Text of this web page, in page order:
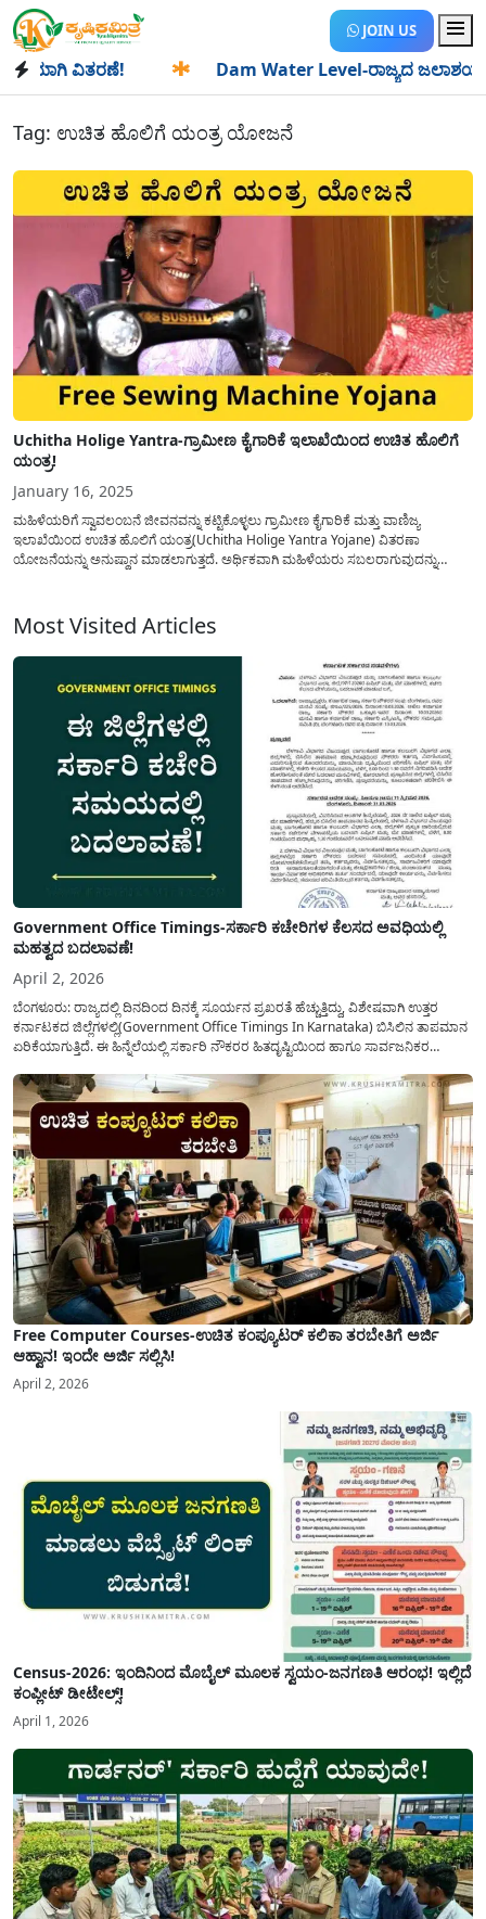
JOIN US
ವಿತರಣೆ! Dam Water Level-ರಾಜ್ಯದ ಜಲಾಶಯಗಳಿಗೆ
Tag: ಉಚಿತ ಹೊಲಿಗೆ ಯಂತ್ರ ಯೋಜನೆ
Uchitha Holige Yantra-ಗ್ರಾಮೀಣ ಕೈಗಾರಿಕೆ ಇಲಾಖೆಯಿಂದ ಉಚಿತ ಹೊಲಿಗೆ
ಯಂತ್ರ!
January 16, 2025
ಮಹಿಳೆಯರಿಗೆ ಸ್ವಾವಲಂಬನೆ ಜೀವನವನ್ನು ಕಟ್ಟಿಕೊಳ್ಳಲು ಗ್ರಾಮೀಣ ಕೈಗಾರಿಕೆ ಮತ್ತು ವಾಣಿಜ್ಯ
ಇಲಾಖೆಯಿಂದ ಉಚಿತ ಹೊಲಿಗೆ ಯಂತ್ರ(Uchitha Holige Yantra Yojane) ವಿತರಣಾ
ಯೋಜನೆಯನ್ನು ಅನುಷ್ಥಾನ ಮಾಡಲಾಗುತ್ತದೆ. ಅರ್ಥಿಕವಾಗಿ ಮಹಿಳೆಯರು ಸಬಲರಾಗುವುದನ್ನು
Most Visited Articles
Government Office Timings-ಸರ್ಕಾರಿ ಕಚೇರಿಗಳ ಕೆಲಸದ ಅವಧಿಯಲ್ಲಿ
ಮಹತ್ವದ ಬದಲಾವಣೆ!
April 2, 2026
ಬೆಂಗಳೂರು: ರಾಜ್ಯದಲ್ಲಿ ದಿನದಿಂದ ದಿನಕ್ಕೆ ಸೂರ್ಯನ ಪ್ರಖರತೆ ಹೆಚ್ಚುತ್ತಿದ್ದು, ವಿಶೇಷವಾಗಿ ಉತ್ತರ
ಕರ್ನಾಟಕದ ಜಿಲ್ಲೆಗಳಲ್ಲಿ(Government Office Timings In Karnataka) ಬಿಸಿಲಿನ ತಾಪಮಾನ
ಏರಿಕೆಯಾಗುತ್ತಿದೆ. ಈ ಹಿನ್ನೆಲೆಯಲ್ಲಿ ಸರ್ಕಾರಿ ನೌಕರರ ಹಿತದೃಷ್ಟಿಯಿಂದ ಹಾಗೂ ಸಾರ್ವಜನಿಕರ
ಮತ್ತು ಕಲ್ಯಾಣ ಕರ್ನಾಟಕದ ಒಟ್ಟು 9 ಜಿಲ್ಲೆಗಳಲ್ಲಿ ಏಪ್ರಿಲ್...
Free Computer Courses-ಉಚಿತ ಕಂಪ್ಯೂಟರ್ ಕಲಿಕಾ ತರಬೇತಿಗೆ ಅರ್ಜಿ
ಆಹ್ವಾನ! ಇಂದೇ ಅರ್ಜಿ ಸಲ್ಲಿಸಿ!
April 2, 2026
Census-2026: ಇಂದಿನಿಂದ ಮೊಬೈಲ್ ಮೂಲಕ ಸ್ವಯಂ-ಜನಗಣತಿ ಆರಂಭ! ಇಲ್ಲಿದೆ
ಕಂಪ್ಲೀಟ್ ಡೀಟೇಲ್ಸ್!
April 1, 2026